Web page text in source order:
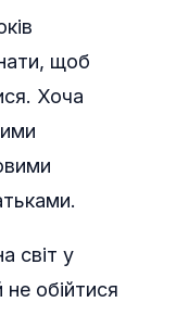
щоб
Хоча
світ у
обійтися